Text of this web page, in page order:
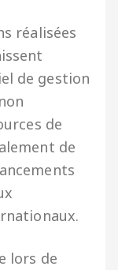
réalisées
de gestion
de
de
lors de